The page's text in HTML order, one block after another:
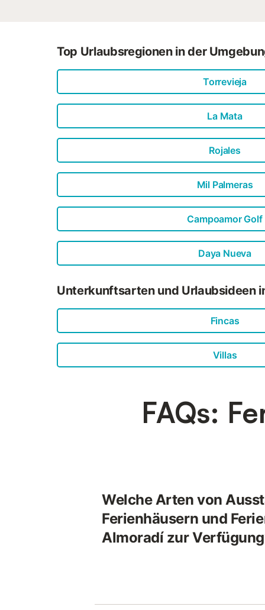
Top Urlaubsregionen in der
Torrevieja
La Mata
Rojales
Mil Palmeras
Campoamor Golf
Daya Nueva
Unterkunftsarten und Urlaubsideen
Fincas
Villas
FAQs:
Welche Arten von
Ferienhäusern und
Almoradí zur